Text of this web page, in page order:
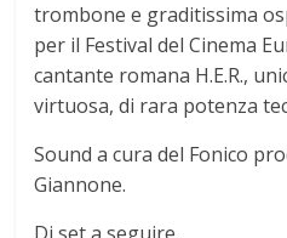
trombone e graditissima
per il Festival del Cinema
cantante romana H.E.R.,
virtuosa, di rara potenza
Sound a cura del Fonico
Giannone.